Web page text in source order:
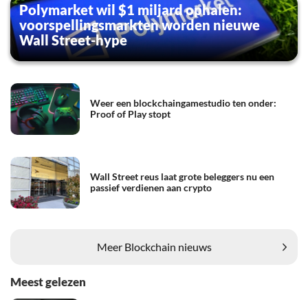
Polymarket wil $1 miljard ophalen:
voorspellingsmarkten worden nieuwe
Wall Street-hype
Weer een blockchaingamestudio ten onder:
Proof of Play stopt
Wall Street reus laat grote beleggers nu een
passief verdienen aan crypto
Meer Blockchain nieuws
Meest gelezen